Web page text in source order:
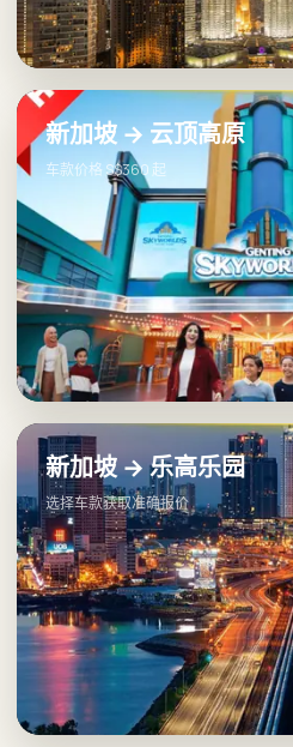
新加坡 → 云顶高原
车款价格 S$360 起
新加坡 → 乐高乐园
选择车款获取准确报价